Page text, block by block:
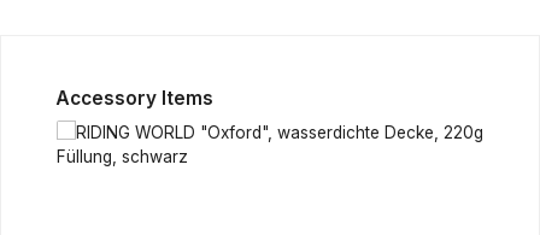
Produktgalerie überspringen
Accessory Items